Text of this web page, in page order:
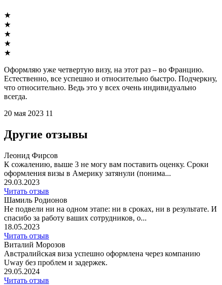
★
★
★
★
★
Оформляю уже четвертую визу, на этот раз – во Францию.
Естественно, все успешно и относительно быстро. Подчеркну,
что относительно. Ведь это у всех очень индивидуально
всегда.
20 мая 2023 11
Другие отзывы
Леонид Фирсов
К сожалению, выше 3 не могу вам поставить оценку. Сроки
оформления визы в Америку затянули (понима...
29.03.2023
Читать отзыв
Шамиль Родионов
Не подвели ни на одном этапе: ни в сроках, ни в результате. И
спасибо за работу ваших сотрудников, о...
18.05.2023
Читать отзыв
Виталий Морозов
Австралийская виза успешно оформлена через компанию
Uway без проблем и задержек.
29.05.2024
Читать отзыв